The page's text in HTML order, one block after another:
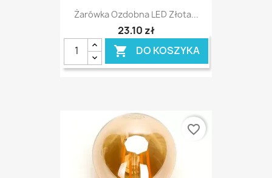
Żarówka Ozdobna LED Złota...
23,10 zł
 DO KOSZYKA
favorite_border